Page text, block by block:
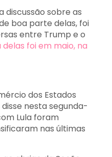
discussão sobre as
boa parte delas, foi
entre Trump e o
delas foi em maio, na
dos Estados
nesta segunda-
Lula foram
nas últimas